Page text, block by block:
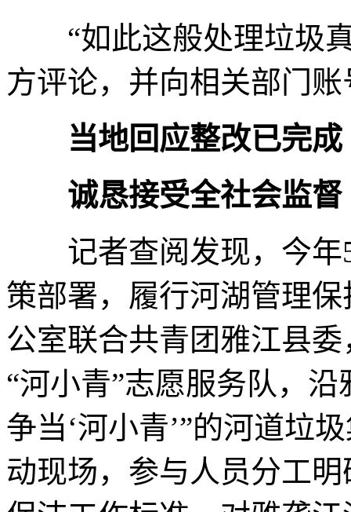
“如此这般处理垃圾真
方评论，并向相关部门
当地回应整改已完成
诚恳接受全社会监督
记者查阅发现，今年5
策部署，履行河湖管理
公室联合共青团雅江县
“河小青”志愿服务队，
争当‘河小青’”的河道
动现场，参与人员分工